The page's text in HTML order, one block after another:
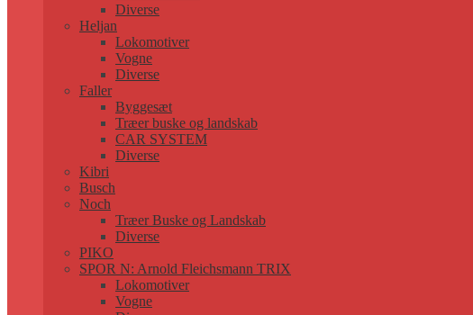
Diverse
Heljan
Lokomotiver
Vogne
Diverse
Faller
Byggesæt
Træer buske og landskab
CAR SYSTEM
Diverse
Kibri
Busch
Noch
Træer Buske og Landskab
Diverse
PIKO
SPOR N: Arnold Fleichsmann TRIX
Lokomotiver
Vogne